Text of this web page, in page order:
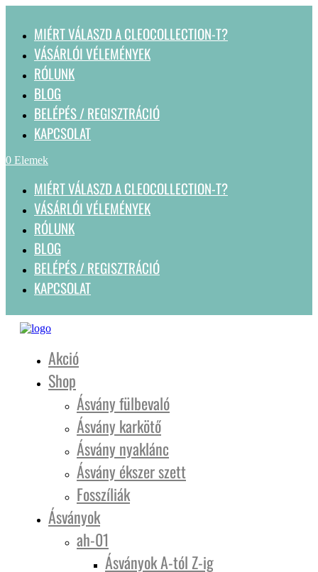
MIÉRT VÁLASZD A CLEOCOLLECTION-T?
VÁSÁRLÓI VÉLEMÉNYEK
RÓLUNK
BLOG
BELÉPÉS / REGISZTRÁCIÓ
KAPCSOLAT
0 Elemek
MIÉRT VÁLASZD A CLEOCOLLECTION-T?
VÁSÁRLÓI VÉLEMÉNYEK
RÓLUNK
BLOG
BELÉPÉS / REGISZTRÁCIÓ
KAPCSOLAT
Akció
Shop
Ásvány fülbevaló
Ásvány karkötő
Ásvány nyaklánc
Ásvány ékszer szett
Fosszíliák
Ásványok
ah-01
Ásványok A-tól Z-ig